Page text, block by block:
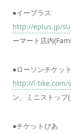
●イープラス
http://eplus.jp/
ーマート店内
●ローソンチケット
http://l-tike.com/
ン、ミニストッ
●チケットぴあ